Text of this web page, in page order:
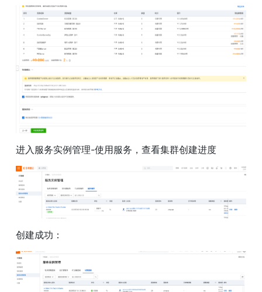
进入服务实例管理-使用服务，查看集群创建进度
创建成功：